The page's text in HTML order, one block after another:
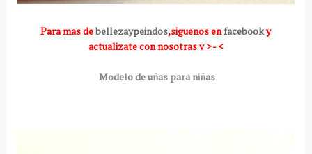
Para mas debellezaypeindos,siguenos enfacebooky
actualizate con nosotras v > - <
Modelo de uñas para niñas